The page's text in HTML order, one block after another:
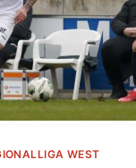
WEST